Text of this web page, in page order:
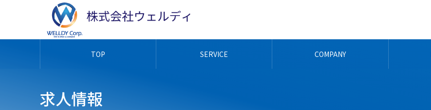
TOP SERVICE COMPANY
求人情報